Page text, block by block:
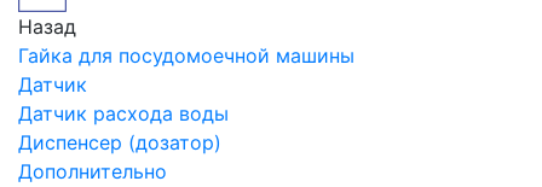
Назад
Гайка для посудомоечной машины
Датчик
Датчик расхода воды
Диспенсер (дозатор)
Дополнительно